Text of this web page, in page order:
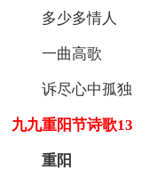
多少多情人
一曲高歌
诉尽心中孤独
九九重阳节诗歌13
重阳